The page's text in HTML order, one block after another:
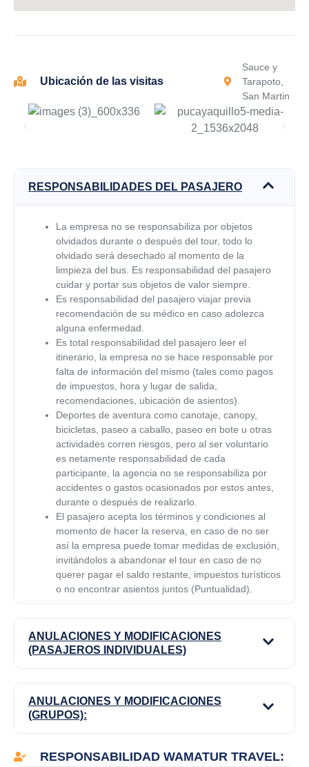
Ubicación de las visitas
Sauce y
Tarapoto,
San Martin
RESPONSABILIDADES DEL PASAJERO
La empresa no se responsabiliza por objetos
olvidados durante o después del tour, todo lo
olvidado será desechado al momento de la
limpieza del bus. Es responsabilidad del pasajero
cuidar y portar sus objetos de valor siempre.
Es responsabilidad del pasajero viajar previa
recomendación de su médico en caso adolezca
alguna enfermedad.
Es total responsabilidad del pasajero leer el
itinerario, la empresa no se hace responsable por
falta de información del mismo (tales como pagos
de impuestos, hora y lugar de salida,
recomendaciones, ubicación de asientos).
Deportes de aventura como canotaje, canopy,
bicicletas, paseo a caballo, paseo en bote u otras
actividades corren riesgos, pero al ser voluntario
es netamente responsabilidad de cada
participante, la agencia no se responsabiliza por
accidentes o gastos ocasionados por estos antes,
durante o después de realizarlo.
El pasajero acepta los términos y condiciones al
momento de hacer la reserva, en caso de no ser
así la empresa puede tomar medidas de exclusión,
invitándolos a abandonar el tour en caso de no
querer pagar el saldo restante, impuestos turísticos
o no encontrar asientos juntos (Puntualidad).
ANULACIONES Y MODIFICACIONES
(PASAJEROS INDIVIDUALES)
ANULACIONES Y MODIFICACIONES
(GRUPOS):
RESPONSABILIDAD WAMATUR TRAVEL: